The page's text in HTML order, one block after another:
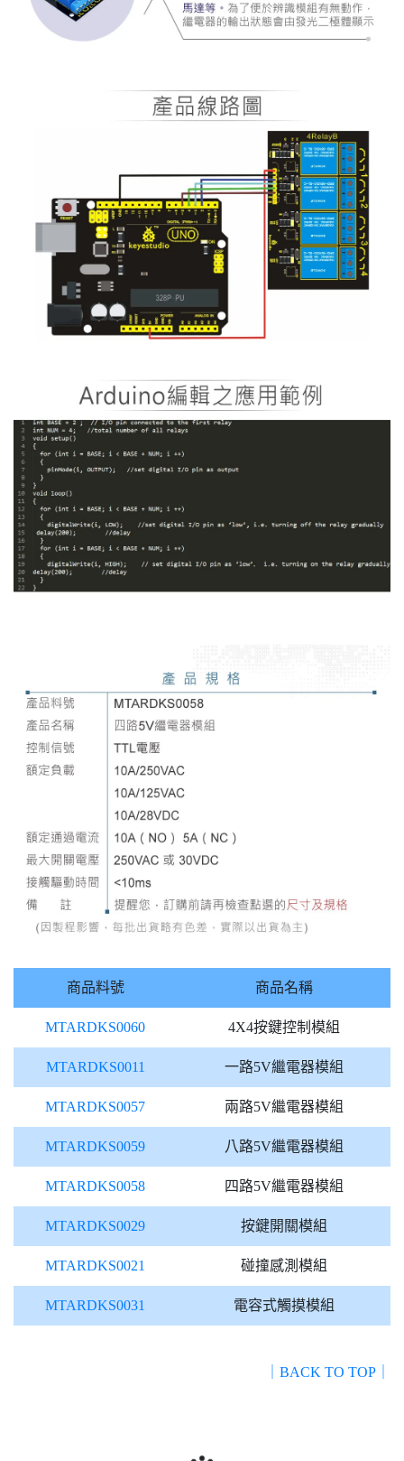
商品料號 商品名稱
MTARDKS0060 4X4按鍵控制模組
MTARDKS0011 一路5V繼電器模組
MTARDKS0057 兩路5V繼電器模組
MTARDKS0059 八路5V繼電器模組
MTARDKS0058 四路5V繼電器模組
MTARDKS0029 按鍵開關模組
MTARDKS0021 碰撞感測模組
MTARDKS0031 電容式觸摸模組
｜BACK TO TOP｜